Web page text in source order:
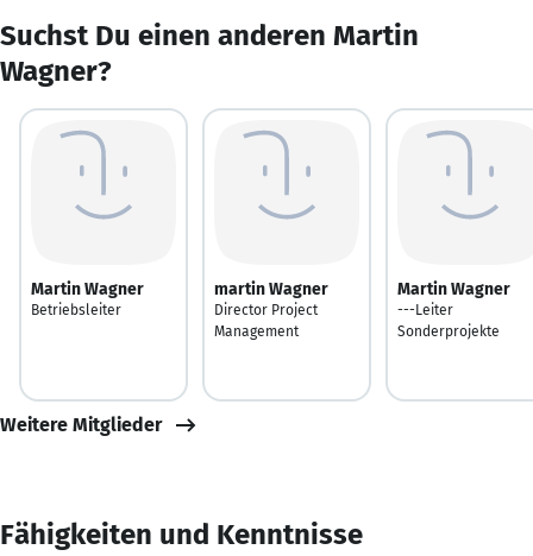
Suchst Du einen anderen Martin
Wagner?
Martin Wagner
Betriebsleiter
martin Wagner
Director Project
Management
Martin Wagner
---Leiter
Sonderprojekte
Weitere Mitglieder
Fähigkeiten und Kenntnisse